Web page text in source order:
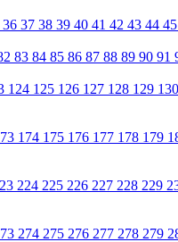
36 37 38 39 40 41 42 43 44 45
83 84 85 86 87 88 89 90 91
124 125 126 127 128 129 130
174 175 176 177 178 179
224 225 226 227 228 229
274 275 276 277 278 279